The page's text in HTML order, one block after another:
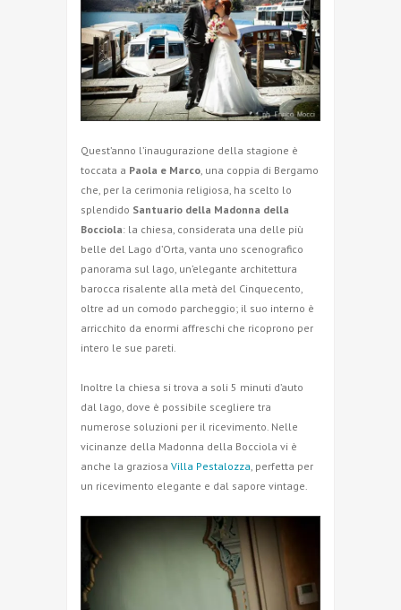
Quest’anno l’inaugurazione della stagione è
toccata a Paola e Marco , una coppia di Bergamo
che, per la cerimonia religiosa, ha scelto lo
splendido Santuario della Madonna della
Bocciola: la chiesa, considerata una delle più
belle del Lago d’Orta, vanta uno scenografico
panorama sul lago, un’elegante architettura
barocca risalente alla metà del Cinquecento,
oltre ad un comodo parcheggio; il suo interno è
arricchito da enormi affreschi che ricoprono per
intero le sue pareti.
Inoltre la chiesa si trova a soli 5 minuti d’auto
dal lago, dove è possibile scegliere tra
numerose soluzioni per il ricevimento. Nelle
vicinanze della Madonna della Bocciola vi è
anche la graziosa Villa Pestalozza , perfetta per
un ricevimento elegante e dal sapore vintage.